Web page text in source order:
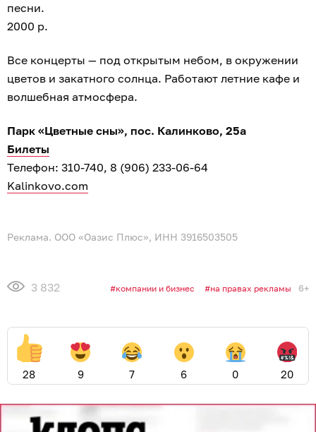
песни.
2000 р.
Все концерты — под открытым небом, в окружении
цветов и закатного солнца. Работают летние кафе и
волшебная атмосфера.
Парк «Цветные сны», пос. Калинково, 25а
Билеты
Телефон: 310-740, 8 (906) 233-06-64
Kalinkovo.com
Реклама. ООО «Оазис Плюс», ИНН 3916503505
3 832 компании и бизнес на правах рекламы 6+
28 9 7 6 0 20